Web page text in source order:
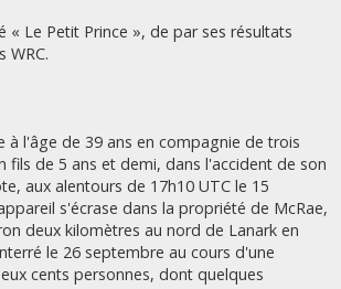
« Le Petit Prince », de par ses résultats
WRC.
à l'âge de 39 ans en compagnie de trois
fils de 5 ans et demi, dans l'accident de son
aux alentours de 17h10 UTC le 15
s'écrase dans la propriété de McRae,
deux kilomètres au nord de Lanark en
le 26 septembre au cours d'une
cents personnes, dont quelques